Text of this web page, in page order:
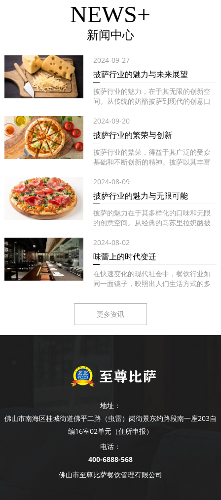
NEWS+
新闻中心
2024-09-27
披萨行业的魅力与未来展望
披萨行业的魅力，在于其无限的创新空
间。从传统的奶酪披萨到现代的创意口
2024-09-20
披萨行业的繁荣与创新
披萨行业的繁荣，得益于其广泛的受众
基础和不断创新的精神。披萨以其丰富
2024-08-09
披萨行业的魅力与无限可能
披萨的魅力在于其多样化的口味和无限
的创意空间。从经典的马苏里拉奶酪披
2024-08-02
味蕾上的时代变迁
在快速变化的现代社会中，餐饮行业如
同一面镜子，映照出人们生活方式的多
更多资讯
地址：
佛山市南海区桂城街道佛平二路（虫雷）岗街景东约路段南一座203自
编16室02单元（住所申报）
电话：
400-6888-568
佛山市至尊比萨餐饮管理有限公司